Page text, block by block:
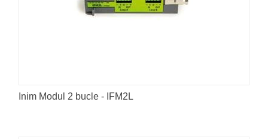
Inim Modul 2 bucle - IFM2L